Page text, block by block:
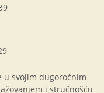
u svojim dugoročnim
i stručnošću